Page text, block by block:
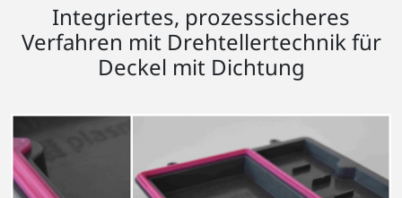
Integriertes, prozesssicheres
Verfahren mit Drehtellertechnik für
Deckel mit Dichtung